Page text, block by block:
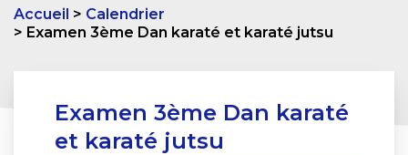
Accueil
Calendrier
Examen 3ème Dan karaté et karaté jutsu
Examen 3ème Dan karaté
et karaté jutsu